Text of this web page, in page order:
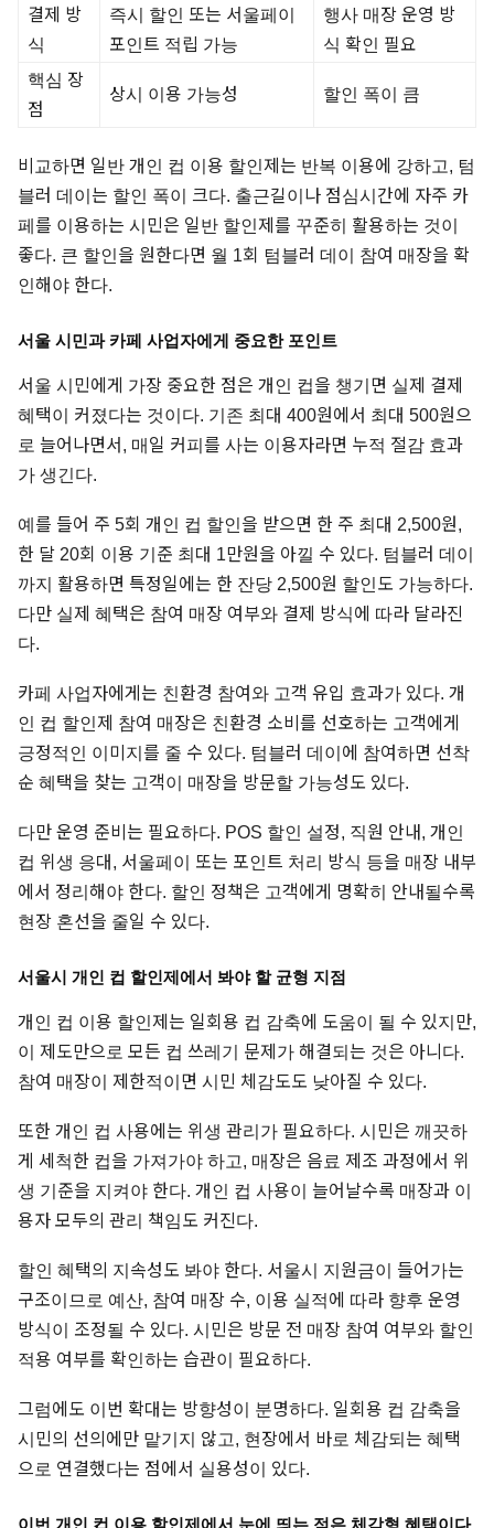
결제 방
식
즉시 할인 또는 서울페이
포인트 적립 가능
행사 매장 운영 방
식 확인 필요
핵심 장
점
상시 이용 가능성 할인 폭이 큼
비교하면 일반 개인 컵 이용 할인제는 반복 이용에 강하고, 텀
블러 데이는 할인 폭이 크다. 출근길이나 점심시간에 자주 카
페를 이용하는 시민은 일반 할인제를 꾸준히 활용하는 것이
좋다. 큰 할인을 원한다면 월 1회 텀블러 데이 참여 매장을 확
인해야 한다.
서울 시민과 카페 사업자에게 중요한 포인트
서울 시민에게 가장 중요한 점은 개인 컵을 챙기면 실제 결제
혜택이 커졌다는 것이다. 기존 최대 400원에서 최대 500원으
로 늘어나면서, 매일 커피를 사는 이용자라면 누적 절감 효과
가 생긴다.
예를 들어 주 5회 개인 컵 할인을 받으면 한 주 최대 2,500원,
한 달 20회 이용 기준 최대 1만원을 아낄 수 있다. 텀블러 데이
까지 활용하면 특정일에는 한 잔당 2,500원 할인도 가능하다.
다만 실제 혜택은 참여 매장 여부와 결제 방식에 따라 달라진
다.
카페 사업자에게는 친환경 참여와 고객 유입 효과가 있다. 개
인 컵 할인제 참여 매장은 친환경 소비를 선호하는 고객에게
긍정적인 이미지를 줄 수 있다. 텀블러 데이에 참여하면 선착
순 혜택을 찾는 고객이 매장을 방문할 가능성도 있다.
다만 운영 준비는 필요하다. POS 할인 설정, 직원 안내, 개인
컵 위생 응대, 서울페이 또는 포인트 처리 방식 등을 매장 내부
에서 정리해야 한다. 할인 정책은 고객에게 명확히 안내될수록
현장 혼선을 줄일 수 있다.
서울시 개인 컵 할인제에서 봐야 할 균형 지점
개인 컵 이용 할인제는 일회용 컵 감축에 도움이 될 수 있지만,
이 제도만으로 모든 컵 쓰레기 문제가 해결되는 것은 아니다.
참여 매장이 제한적이면 시민 체감도도 낮아질 수 있다.
또한 개인 컵 사용에는 위생 관리가 필요하다. 시민은 깨끗하
게 세척한 컵을 가져가야 하고, 매장은 음료 제조 과정에서 위
생 기준을 지켜야 한다. 개인 컵 사용이 늘어날수록 매장과 이
용자 모두의 관리 책임도 커진다.
할인 혜택의 지속성도 봐야 한다. 서울시 지원금이 들어가는
구조이므로 예산, 참여 매장 수, 이용 실적에 따라 향후 운영
방식이 조정될 수 있다. 시민은 방문 전 매장 참여 여부와 할인
적용 여부를 확인하는 습관이 필요하다.
그럼에도 이번 확대는 방향성이 분명하다. 일회용 컵 감축을
시민의 선의에만 맡기지 않고, 현장에서 바로 체감되는 혜택
으로 연결했다는 점에서 실용성이 있다.